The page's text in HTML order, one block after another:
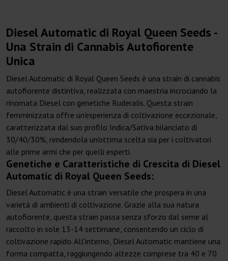
Diesel Automatic di Royal Queen Seeds -
Una Strain di Cannabis Autofiorente
Unica
Diesel Automatic di Royal Queen Seeds è una strain di cannabis
autofiorente distintiva, realizzata con maestria incrociando la
rinomata Diesel con genetiche Ruderalis. Questa strain
femminizzata offre un'esperienza di coltivazione eccezionale,
caratterizzata dal suo profilo Indica/Sativa bilanciato di
30/40/30%, rendendola un'ottima scelta sia per i coltivatori
alle prime armi che per quelli esperti.
Genetiche e Caratteristiche di Crescita di Diesel
Automatic di Royal Queen Seeds:
Diesel Automatic è una strain versatile che prospera in una
varietà di ambienti di coltivazione. Grazie alla sua natura
autofiorente, questa strain passa senza sforzo dal seme al
raccolto in sole 13-14 settimane, consentendo un ciclo di
coltivazione rapido. All'interno, Diesel Automatic mantiene una
forma compatta, raggiungendo altezze comprese tra 40 e 70